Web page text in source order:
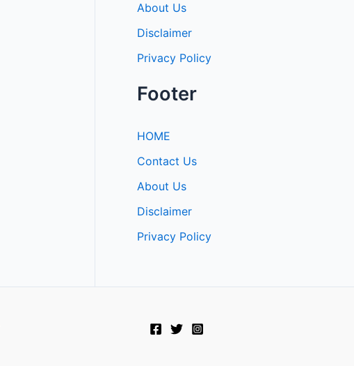
About Us
Disclaimer
Privacy Policy
Footer
HOME
Contact Us
About Us
Disclaimer
Privacy Policy